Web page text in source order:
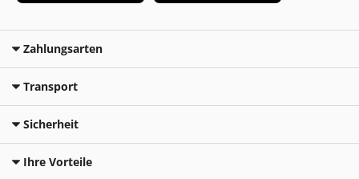
Zahlungsarten
Transport
Sicherheit
Ihre Vorteile